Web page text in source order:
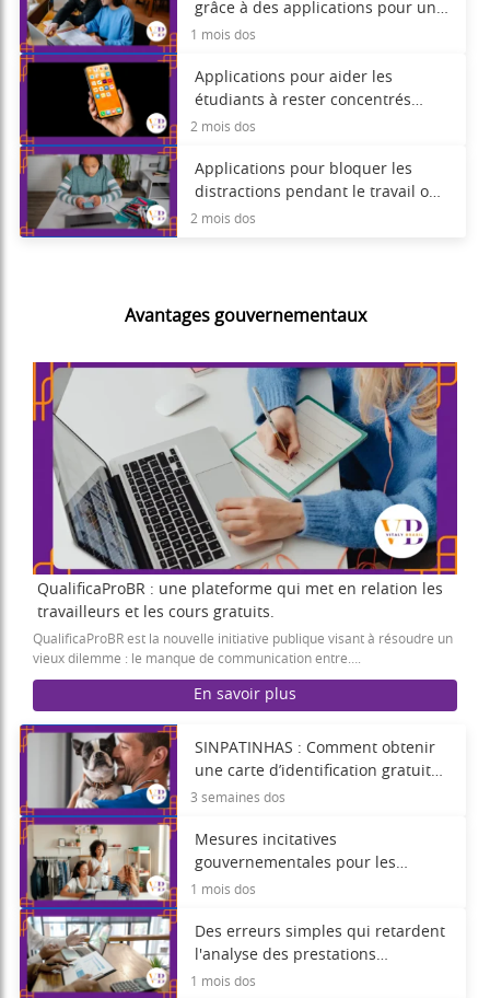
grâce à des applications pour une
concentration quotidienne.
1 mois dos
Applications pour aider les
étudiants à rester concentrés
pendant leurs études.
2 mois dos
Applications pour bloquer les
distractions pendant le travail ou
les études.
2 mois dos
Avantages gouvernementaux
QualificaProBR : une plateforme qui met en relation les
travailleurs et les cours gratuits.
QualificaProBR est la nouvelle initiative publique visant à résoudre un
vieux dilemme : le manque de communication entre….
En savoir plus
SINPATINHAS : Comment obtenir
une carte d’identification gratuite
pour son animal de compagnie ?
3 semaines dos
Mesures incitatives
gouvernementales pour les
femmes entrepreneures en 2026
1 mois dos
Des erreurs simples qui retardent
l'analyse des prestations
gouvernementales.
1 mois dos